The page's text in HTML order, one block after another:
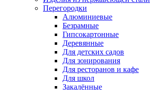
Перегородки
Алюминиевые
Безрамные
Гипсокартонные
Деревянные
Для детских садов
Для зонирования
Для ресторанов и кафе
Для школ
Закалённые